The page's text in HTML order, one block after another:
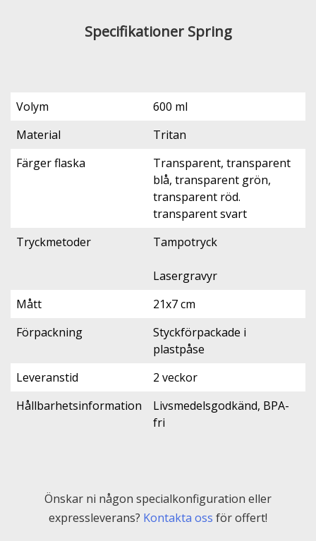
Specifikationer Spring
Volym
600 ml
Material
Tritan
Färger flaska
Transparent, transparent
blå, transparent grön,
transparent röd.
transparent svart
Tryckmetoder
Tampotryck
Lasergravyr
Mått
21x7 cm
Förpackning
Styckförpackade i
plastpåse
Leveranstid
2 veckor
Hållbarhetsinformation
Livsmedelsgodkänd, BPA-
fri
Önskar ni någon specialkonfiguration eller
expressleverans? Kontakta oss för offert!